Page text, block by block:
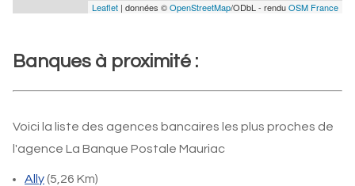
Leaflet | données ©OpenStreetMap/ODbL - renduOSM France
Banques à proximité :
Voici la liste des agences bancaires les plus proches de
l'agence La Banque Postale Mauriac
Ally(5,26 Km)